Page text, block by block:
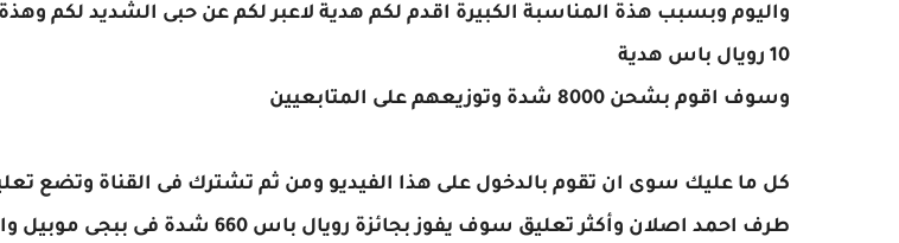
واليوم وبسبب هذة المناسبة الكبيرة اقدم لكم هدية لاعبر لكم عن حبى الشديد لكم
10 رويال باس هدية
وسوف اقوم بشحن 8000 شدة وتوزيعهم على المتابعيين
كل ما عليك سوى ان تقوم بالدخول على هذا الفيديو ومن ثم تشترك فى القناة وتضع
طرف احمد اصلان وأكثر تعليق سوف يفوز بجائزة رويال